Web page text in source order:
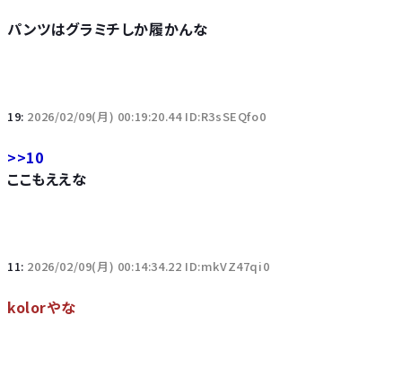
パンツはグラミチしか履かんな
19: 2026/02/09(月) 00:19:20.44 ID:R3sSEQfo0
>>10
ここもええな
11: 2026/02/09(月) 00:14:34.22 ID:mkVZ47qi0
kolorやな